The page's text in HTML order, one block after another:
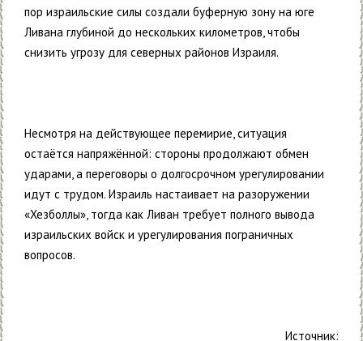
пор израильские силы создали буферную зону на юге
Ливана глубиной до нескольких километров, чтобы
снизить угрозу для северных районов Израиля.
Несмотря на действующее перемирие, ситуация
остаётся напряжённой: стороны продолжают обмен
ударами, а переговоры о долгосрочном урегулировании
идут с трудом. Израиль настаивает на разоружении
«Хезболлы», тогда как Ливан требует полного вывода
израильских войск и урегулирования пограничных
вопросов.
Источник: